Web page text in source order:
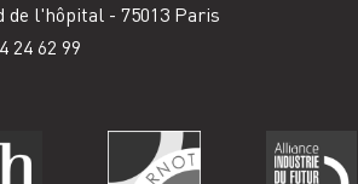
de l'hôpital - 75013 Paris
24 62 99